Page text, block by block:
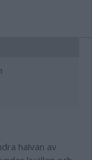
halvan av